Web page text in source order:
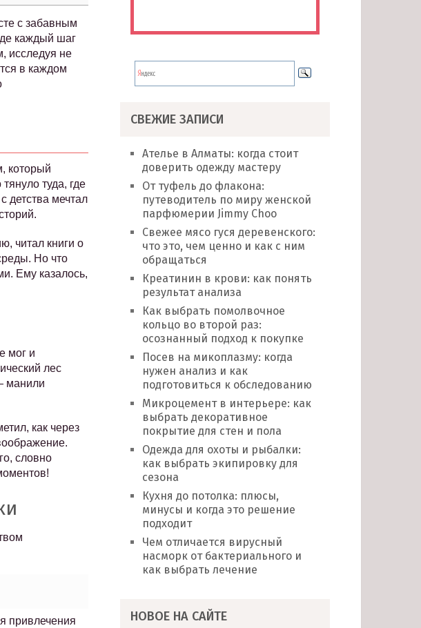
с забавным
каждый шаг
исследуя не
в каждом
который
туда, где
детства мечтал
читал книги о
Но что
Ему казалось,
мог и
лес
манили
как через
словно
привлечения
СВЕЖИЕ ЗАПИСИ
Ателье в Алматы: когда стоит
доверить одежду мастеру
От туфель до флакона:
путеводитель по миру женской
парфюмерии Jimmy Choo
Свежее мясо гуся деревенского:
что это, чем ценно и как с ним
обращаться
Креатинин в крови: как понять
результат анализа
Как выбрать помолвочное
кольцо во второй раз:
осознанный подход к покупке
Посев на микоплазму: когда
нужен анализ и как
подготовиться к обследованию
Микроцемент в интерьере: как
выбрать декоративное
покрытие для стен и пола
Одежда для охоты и рыбалки:
как выбрать экипировку для
сезона
Кухня до потолка: плюсы,
минусы и когда это решение
подходит
Чем отличается вирусный
насморк от бактериального и
как выбрать лечение
НОВОЕ НА САЙТЕ